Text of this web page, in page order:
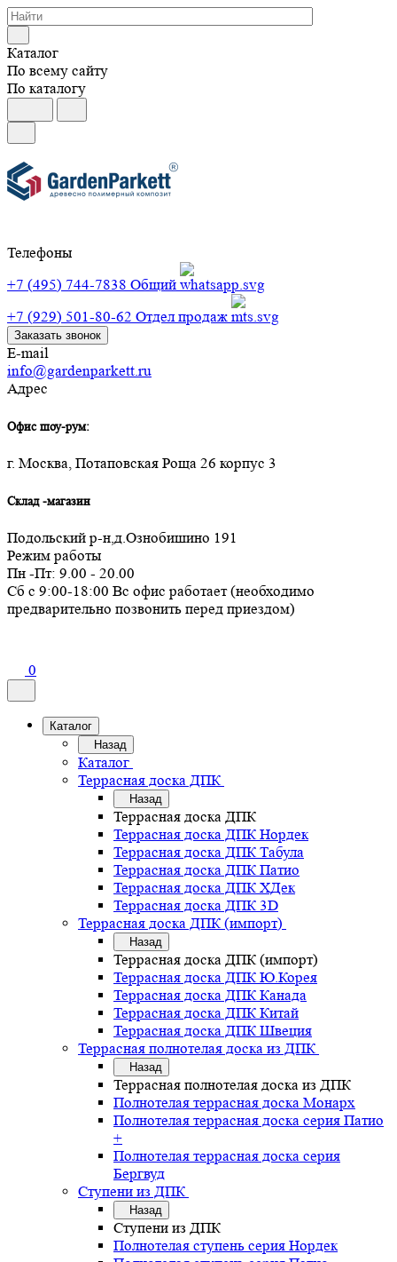
Каталог
По всему сайту
По каталогу
Телефоны
+7 (495) 744-7838 Общий
+7 (929) 501-80-62 Отдел продаж
Заказать звонок
E-mail
info@gardenparkett.ru
Адрес
Офис шоу-рум:
г. Москва, Потаповская Роща 26 корпус 3
Склад -магазин
Подольский р-н,д.Ознобишино 191
Режим работы
Пн -Пт: 9.00 - 20.00
Сб с 9:00-18:00 Вс офис работает (необходимо
предварительно позвонить перед приездом)
0
Каталог
Назад
Каталог
Террасная доска ДПК
Назад
Террасная доска ДПК
Террасная доска ДПК Нордек
Террасная доска ДПК Табула
Террасная доска ДПК Патио
Террасная доска ДПК ХДек
Террасная доска ДПК 3D
Террасная доска ДПК (импорт)
Назад
Террасная доска ДПК (импорт)
Террасная доска ДПК Ю.Корея
Террасная доска ДПК Канада
Террасная доска ДПК Китай
Террасная доска ДПК Швеция
Террасная полнотелая доска из ДПК
Назад
Террасная полнотелая доска из ДПК
Полнотелая террасная доска Монарх
Полнотелая террасная доска серия Патио
+
Полнотелая террасная доска серия
Бергвуд
Ступени из ДПК
Назад
Ступени из ДПК
Полнотелая ступень серия Нордек